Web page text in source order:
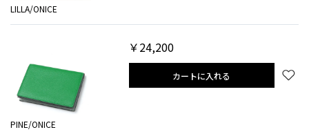
LILLA/ONICE
PINE/ONICE
￥24,200
カートに入れる